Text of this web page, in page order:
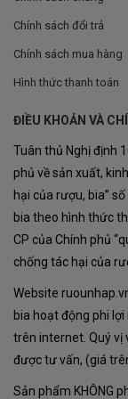
Vergelesses và
thuộc Côte de
rượu vang đỏ,
Địa hình đồi núi
trung bình
nắng lý tưởng
sét, đá đỏ và sỏi
mang đến cho
và khả năng lão
Khí hậu lục địa
giúp giữ lại độ
cân bằng hoàn
Chính terroir
Chính sách đổi trả
Chính sách mua hàng
Hình thức thanh toán
ĐIỀU KHOẢN VÀ
Tuân thủ Nghị định
phủ về sản xuất,
hại của rượu, bia”
bia theo hình thức
CP của Chính phủ
chống tác hại của
Website
bia hoạt động phi
trên internet. Quý vị
được tư vấn, (giá
Sản phẩm KHÔNG